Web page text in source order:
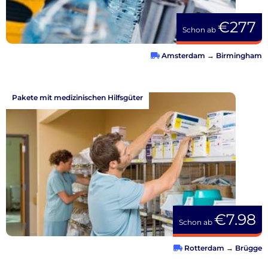
Schon ab €277
Amsterdam → Birmingham
Schon ab €7.98
Pakete mit medizinischen Hilfsgüter
Rotterdam → Brügge